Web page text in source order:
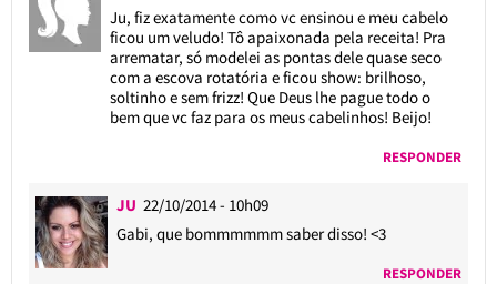
Ju, fiz exatamente como vc ensinou e meu cabelo
ficou um veludo! Tô apaixonada pela receita! Pra
arrematar, só modelei as pontas dele quase seco
com a escova rotatória e ficou show: brilhoso,
soltinho e sem frizz! Que Deus lhe pague todo o
bem que vc faz para os meus cabelinhos! Beijo!
RESPONDER
JU 22/10/2014 - 10h09
Gabi, que bommmmmm saber disso! <3
RESPONDER